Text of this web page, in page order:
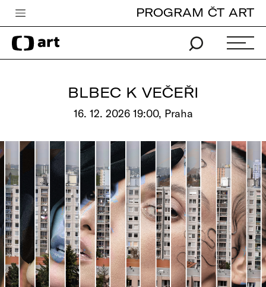
Česká televize
Zpravodajství
Pro děti
edu
Vše o ČT
PROGRAM ČT ART
BLBEC K VEČEŘI
16. 12. 2026 19:00, Praha